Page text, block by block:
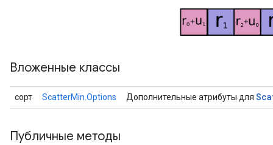
Вложенные классы
сорт ScatterMin.Options Дополнительные атрибуты для
Публичные методы